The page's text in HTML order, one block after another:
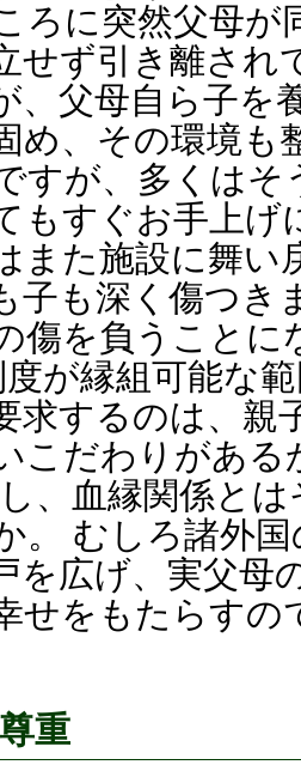
ろに突然父母が
せず引き離され
、父母自ら子を
め、その環境も
すが、多くはそ
もすぐお手上げ
また施設に舞い
子も深く傷つき
傷を負うことに
が縁組可能な
求するのは、親
こだわりがあ
、血縁関係と
。 むしろ諸外
を広げ、実父母
せをもたらすの
重